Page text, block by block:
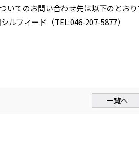
いてのお問い合わせ先は以下のとおり
ルフィード（TEL:046-207-5877）
一覧へ